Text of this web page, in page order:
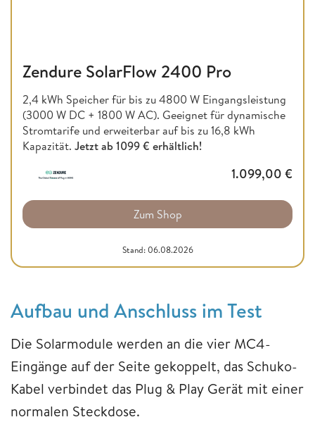
Zendure SolarFlow 2400 Pro
2,4 kWh Speicher für bis zu 4800 W Eingangsleistung
(3000 W DC + 1800 W AC). Geeignet für dynamische
Stromtarife und erweiterbar auf bis zu 16,8 kWh
Kapazität. Jetzt ab1099 € erhältlich!
1.099,00 €
Zum Shop
Stand: 06.08.2026
Aufbau und Anschluss im Test
Die Solarmodule werden an die vier MC4-
Eingänge auf der Seite gekoppelt, das Schuko-
Kabel verbindet das Plug & Play Gerät mit einer
normalen Steckdose.